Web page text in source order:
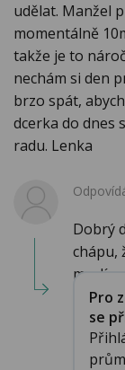
udělat. Manžel
momentálně
takže je to
nechám si den
brzo spát,
dcerka do dnes
radu. Lenka
Dobrý
chápu,
myslím,
Pro
se